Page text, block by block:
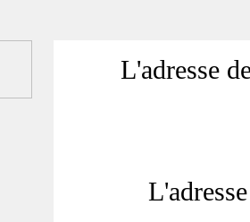
L'adresse